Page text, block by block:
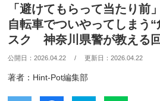
「避けてもらって当たり
自転車でついやってしまう“
スク 神奈川県警が教える
公開日：2026.04.22 / 更新日：2026.04.22
著者：Hint-Pot編集部